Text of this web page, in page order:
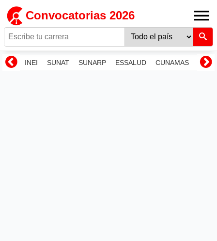
Convocatorias 2026
INEI SUNAT SUNARP ESSALUD CUNAMAS